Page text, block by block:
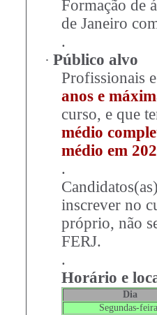
Formação de
de Janeiro
.
· Público alvo
Profissionais
anos e
curso, e que
médio
médio em
.
inscrever no
próprio, não
FERJ.
.
Horário e
Dia
Segundas-